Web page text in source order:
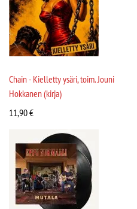
Chain - Kielletty ysäri, toim. Jouni
Hokkanen (kirja)
11,90€